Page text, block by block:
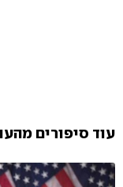
עוד סיפורים